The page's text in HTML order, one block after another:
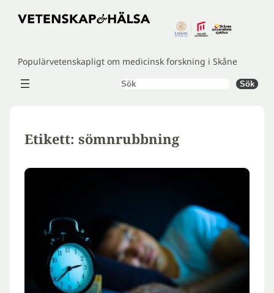
Hoppa
Populärvetenskapligt om medicinsk forskning i Skåne
Sök Sök
Etikett: sömnrubbning